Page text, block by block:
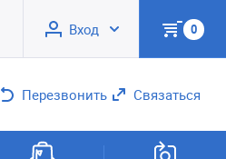
Вход 0
Перезвонить Связаться